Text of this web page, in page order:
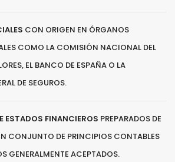
CON ORIGEN EN ÓRGANOS
COMO LA COMISIÓN NACIONAL DEL
EL BANCO DE ESPAÑA O LA
DE SEGUROS.
ESTADOS FINANCIEROS PREPARADOS DE
CONJUNTO DE PRINCIPIOS CONTABLES
GENERALMENTE ACEPTADOS.